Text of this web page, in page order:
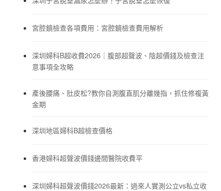
宮腔鏡檢查各項費用：宮腔鏡檢查費用解析
深圳婦科B超收費2026｜腹部超聲波、陰超價錢及檢查注
意事項全攻略
產後腰痛、肚皮松?教你自測腹直肌分離幾指，抓住修複黃
金期
深圳地區婦科B超檢查價格
香港婦科超聲波價錢邊間醫院收費平
深圳婦科超聲波價錢2026最新：過來人實測公立vs私立收